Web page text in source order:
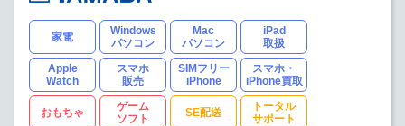
家電
Windows
パソコン
Mac
パソコン
iPad
取扱
Apple
Watch
スマホ
販売
SIMフリー
iPhone
スマホ・
iPhone買取
おもちゃ
ゲーム
ソフト
SE配送
トータル
サポート